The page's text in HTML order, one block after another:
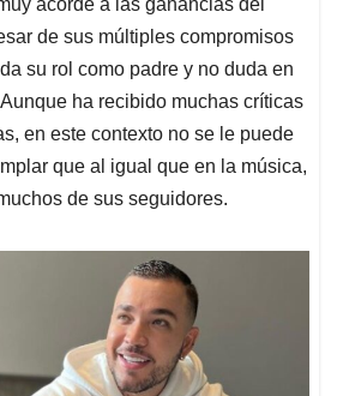
acorde a las ganancias del
de sus múltiples compromisos
su rol como padre y no duda en
ha recibido muchas críticas
en este contexto no se le puede
que al igual que en la música,
de sus seguidores.